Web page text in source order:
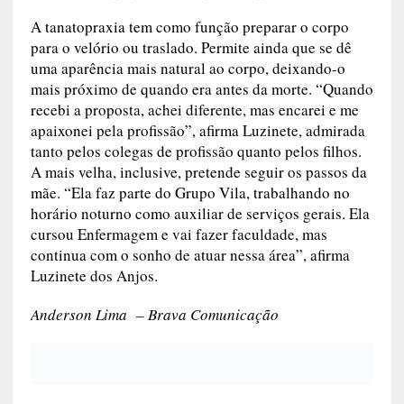
A tanatopraxia tem como função preparar o corpo
para o velório ou traslado. Permite ainda que se dê
uma aparência mais natural ao corpo, deixando-o
mais próximo de quando era antes da morte. “Quando
recebi a proposta, achei diferente, mas encarei e me
apaixonei pela profissão”, afirma Luzinete, admirada
tanto pelos colegas de profissão quanto pelos filhos.
A mais velha, inclusive, pretende seguir os passos da
mãe. “Ela faz parte do Grupo Vila, trabalhando no
horário noturno como auxiliar de serviços gerais. Ela
cursou Enfermagem e vai fazer faculdade, mas
continua com o sonho de atuar nessa área”, afirma
Luzinete dos Anjos.
Anderson Lima – Brava Comunicação